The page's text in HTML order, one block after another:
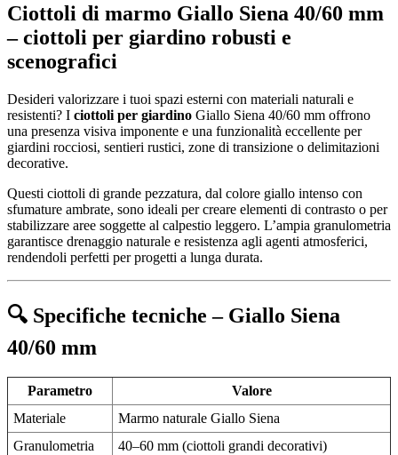
Ciottoli di marmo Giallo Siena 40/60 mm
– ciottoli per giardino robusti e
scenografici
Desideri valorizzare i tuoi spazi esterni con materiali naturali e
resistenti? I ciottoli per giardino Giallo Siena 40/60 mm offrono
una presenza visiva imponente e una funzionalità eccellente per
giardini rocciosi, sentieri rustici, zone di transizione o delimitazioni
decorative.
Questi ciottoli di grande pezzatura, dal colore giallo intenso con
sfumature ambrate, sono ideali per creare elementi di contrasto o per
stabilizzare aree soggette al calpestio leggero. L’ampia granulometria
garantisce drenaggio naturale e resistenza agli agenti atmosferici,
rendendoli perfetti per progetti a lunga durata.
🔍 Specifiche tecniche – Giallo Siena
40/60 mm
Parametro
Valore
Materiale
Marmo naturale Giallo Siena
Granulometria
40–60 mm (ciottoli grandi decorativi)